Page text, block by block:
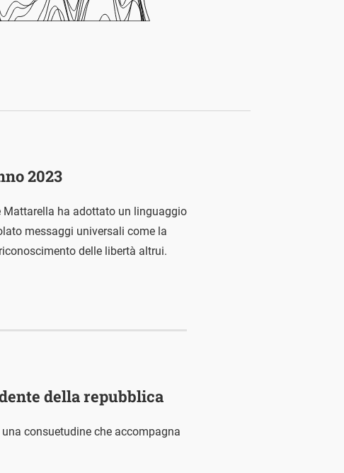
2023
Mattarella ha adottato un linguaggio
messaggi universali come la
delle libertà altrui.
della repubblica
consuetudine che accompagna